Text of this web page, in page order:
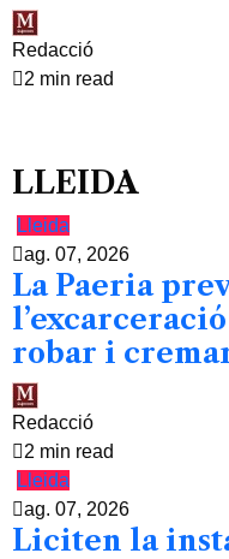
Redacció
2 min read
LLEIDA
Lleida
ag. 07, 2026
La Paeria
robar i
Redacció
2 min read
Lleida
ag. 07, 2026
Liciten la